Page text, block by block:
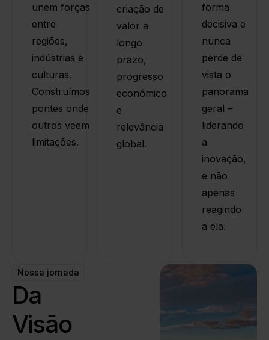
unem forças
entre
regiões,
indústrias e
culturas.
Construímos
pontes onde
outros veem
limitações.
criação de
valor a
longo
prazo,
progresso
econômico
e
relevância
global.
forma
decisiva e
nunca
perde de
vista o
panorama
geral –
liderando
a
inovação,
e não
apenas
reagindo
a ela.
Nossa jornada
Da
Visão